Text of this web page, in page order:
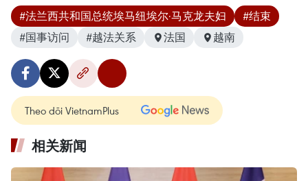
#法兰西共和国总统埃马纽埃尔·马克龙夫妇
#结束
#国事访问
#越法关系 法国 越南
Theo dõi VietnamPlus
相关新闻